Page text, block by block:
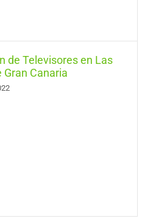
de Televisores en Las
Gran Canaria